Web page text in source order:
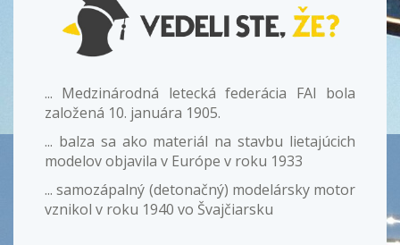
... Medzinárodná letecká federácia FAI bola
založená 10. januára 1905.
... balza sa ako materiál na stavbu lietajúcich
modelov objavila v Európe v roku 1933
... samozápalný (detonačný) modelársky motor
vznikol v roku 1940 vo Švajčiarsku